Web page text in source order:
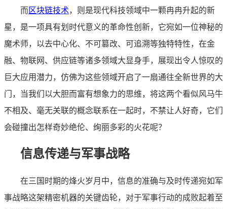
而 区块链技术，则是现代科技领域中一颗冉冉升起的新
星，是一项具有划时代意义的革命性创新，它宛如一位神秘的
魔术师，以去中心化、不可篡改、可追溯等独特特性，在金
融、物联网、供应链等诸多领域大显身手，展现出令人惊叹的
巨大应用潜力，仿佛为这些领域开启了一扇通往全新世界的大
门，当我们以大胆而富有想象力的思维，将这两个看似风马牛
不相及、毫无关联的概念联系在一起时，不禁让人好奇，它们
会碰撞出怎样奇妙绝伦、绚丽多彩的火花呢？
信息传递与军事战略
在三国时期的烽火岁月中，信息的准确与及时传递宛如军
事战略这架精密机器的关键齿轮，对于军事行动的成败起着至